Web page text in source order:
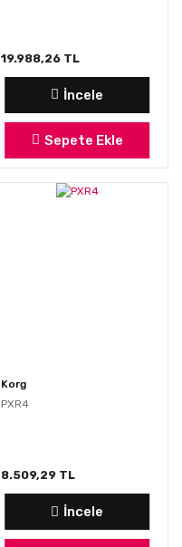
19.988,26 TL
İncele
Sepete Ekle
Korg
PXR4
8.509,29 TL
İncele